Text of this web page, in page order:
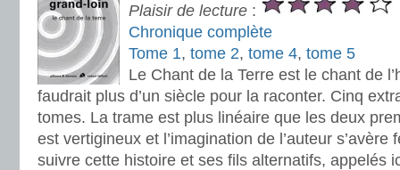
Plaisir de lecture :
Chronique complète
Tome 1, tome 2, tome 4, tome 5
Le Chant de la Terre est le chant de
faudrait plus d’un siècle pour la raconter. Cinq
tomes. La trame est plus linéaire que les deux
est vertigineux et l’imagination de l’auteur s’avère
suivre cette histoire et ses fils alternatifs, appelés